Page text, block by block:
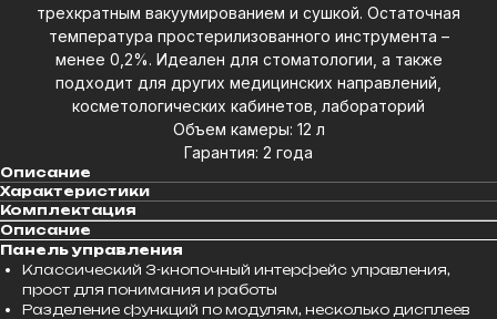
трехкратным вакуумированием и сушкой. Остаточная
температура простерилизованного инструмента –
менее 0,2%. Идеален для стоматологии, а также
подходит для других медицинских направлений,
косметологических кабинетов, лабораторий
Объем камеры: 12 л
Гарантия: 2 года
Описание
Характеристики
Комплектация
Описание
Панель управления
Классический 3-кнопочный интерфейс управления,
прост для понимания и работы
Разделение функций по модулям, несколько дисплеев